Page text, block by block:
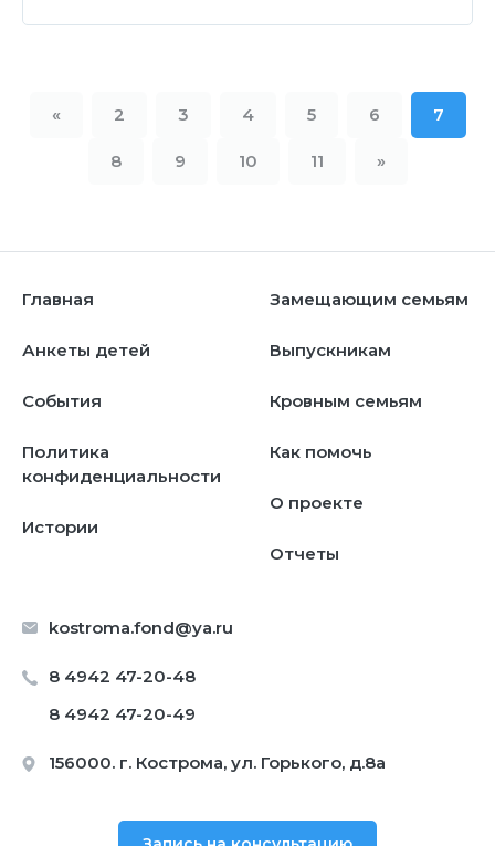
« 2 3 4 5 6 7
8 9 10 11 »
kostroma.fond@ya.ru
8 4942 47-20-48
8 4942 47-20-49
156000. г. Кострома, ул. Горького, д.8а
Главная
Анкеты детей
События
Политика
конфиденциальности
Истории
Замещающим семьям
Выпускникам
Кровным семьям
Как помочь
О проекте
Отчеты